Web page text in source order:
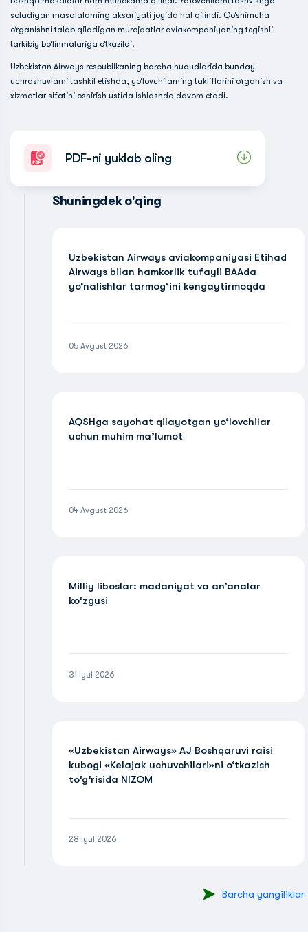
soladigan masalalarning aksariyati joyida hal qilindi. Qo‘shimcha
o‘rganishni talab qiladigan murojaatlar aviakompaniyaning tegishli
tarkibiy bo‘linmalariga o‘tkazildi.
Uzbekistan Airways respublikaning barcha hududlarida bunday
uchrashuvlarni tashkil etishda, yo‘lovchilarning takliflarini o‘rganish va
xizmatlar sifatini oshirish ustida ishlashda davom etadi.
PDF-ni yuklab oling
Shuningdek o'qing
Uzbekistan Airways aviakompaniyasi Etihad
Airways bilan hamkorlik tufayli BAAda
yo‘nalishlar tarmog‘ini kengaytirmoqda
05 Avgust 2026
AQSHga sayohat qilayotgan yo‘lovchilar
uchun muhim ma’lumot
04 Avgust 2026
Milliy liboslar: madaniyat va an’analar
ko‘zgusi
31 Iyul 2026
«Uzbekistan Airways» AJ Boshqaruvi raisi
kubogi «Kelajak uchuvchilari»ni o‘tkazish
to‘g‘risida NIZOM
28 Iyul 2026
Barcha yangiliklar